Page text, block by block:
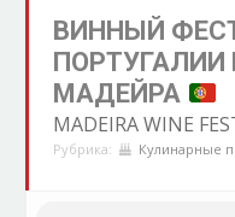
ВИННЫЙ
ПОРТУГАЛИИ
МАДЕЙРА
MADEIRA WINE
Рубрика: Кулинарные